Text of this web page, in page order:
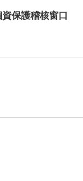
保護稽核窗口